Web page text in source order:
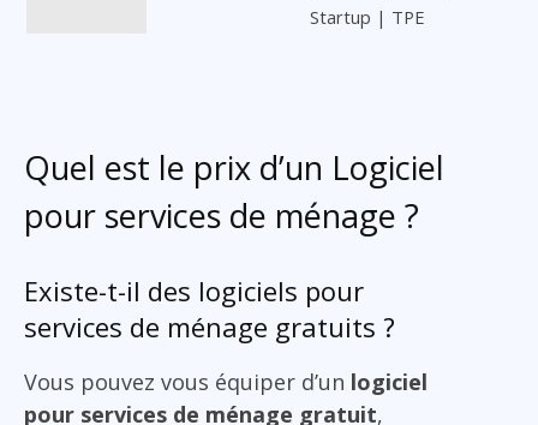
Startup | TPE
Quel est le prix d’un Logiciel
pour services de ménage ?
Existe-t-il des logiciels pour
services de ménage gratuits ?
Vous pouvez vous équiper d’un logiciel
pour services de ménage gratuit,